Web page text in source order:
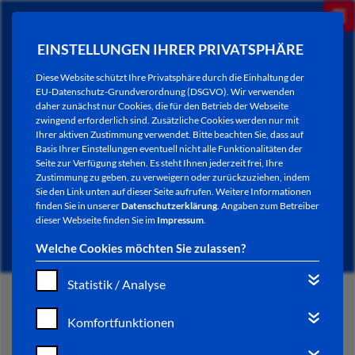
EINSTELLUNGEN IHRER PRIVATSPHÄRE
Diese Website schützt Ihre Privatsphäre durch die Einhaltung der
EU-Datenschutz-Grundverordnung (DSGVO). Wir verwenden
daher zunächst nur Cookies, die für den Betrieb der Webseite
zwingend erforderlich sind. Zusätzliche Cookies werden nur mit
Ihrer aktiven Zustimmung verwendet. Bitte beachten Sie, dass auf
Basis Ihrer Einstellungen eventuell nicht alle Funktionalitäten der
Seite zur Verfügung stehen. Es steht Ihnen jederzeit frei, Ihre
Zustimmung zu geben, zu verweigern oder zurückzuziehen, indem
Sie den Link unten auf dieser Seite aufrufen. Weitere Informationen
finden Sie in unsererDatenschutzerklärung. Angaben zum Betreiber
dieser Webseite finden Sie im Impressum.
Welche Cookies möchten Sie zulassen?
Statistik / Analyse
Komfortfunktionen
NEWSLETTER / CITY LETTER
START